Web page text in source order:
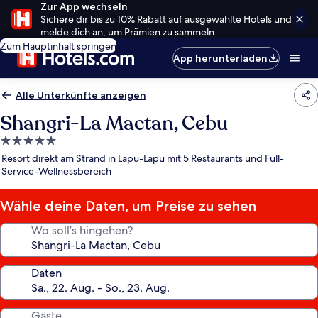
Zur App wechseln
Sichere dir bis zu 10% Rabatt auf ausgewählte Hotels und
melde dich an, um Prämien zu sammeln.
Zum Hauptinhalt springen
App herunterladen
Alle Unterkünfte anzeigen
Shangri-La Mactan, Cebu
5.0-
Sterne-
Unterkunft
Resort direkt am Strand in Lapu-Lapu mit 5 Restaurants und Full-
Service-Wellnessbereich
Wähle deine Daten, um Preise zu sehen
Wo soll’s hingehen?
Daten